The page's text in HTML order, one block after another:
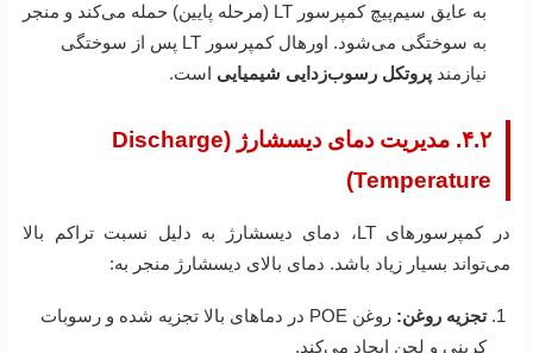
به عایق سیم‌پیچ کمپرسور LT (مرحله پایین) حمله می‌کند و منجر
به سوختگی می‌شود. اورهال کمپرسور LT پس از سوختگی
نیازمند پروتکل رسوب‌زدایی شیمیایی است.
۴.۲. مدیریت دمای دیسشارژ (Discharge
Temperature)
در کمپرسورهای LT، دمای دیسشارژ به دلیل نسبت تراکم بالا
می‌تواند بسیار زیاد باشد. دمای بالای دیسشارژ منجر به:
تجزیه روغن:
روغن POE در دماهای بالا تجزیه شده و رسوبات
کربنی و لجن ایجاد می‌کند.